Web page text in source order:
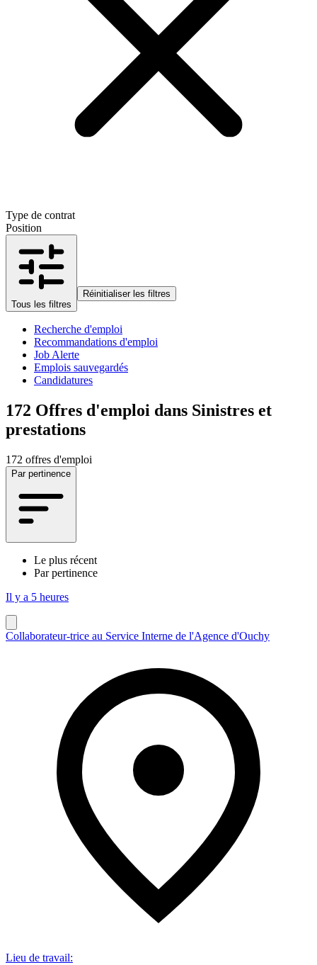
Type de contrat
Position
Tous les filtres
Réinitialiser les filtres
Recherche d'emploi
Recommandations d'emploi
Job Alerte
Emplois sauvegardés
Candidatures
172 Offres d'emploi dans Sinistres et
prestations
172 offres d'emploi
Par pertinence
Le plus récent
Par pertinence
Il y a 5 heures
Collaborateur-trice au Service Interne de l'Agence d'Ouchy
Lieu de travail: